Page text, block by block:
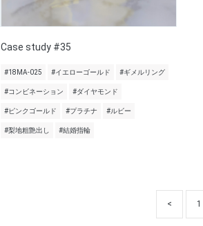
Case study #35
#18MA-025 #イエローゴールド #ギメルリング
#コンビネーション #ダイヤモンド
#ピンクゴールド #プラチナ #ルビー
#梨地粗艶出し #結婚指輪
< 1